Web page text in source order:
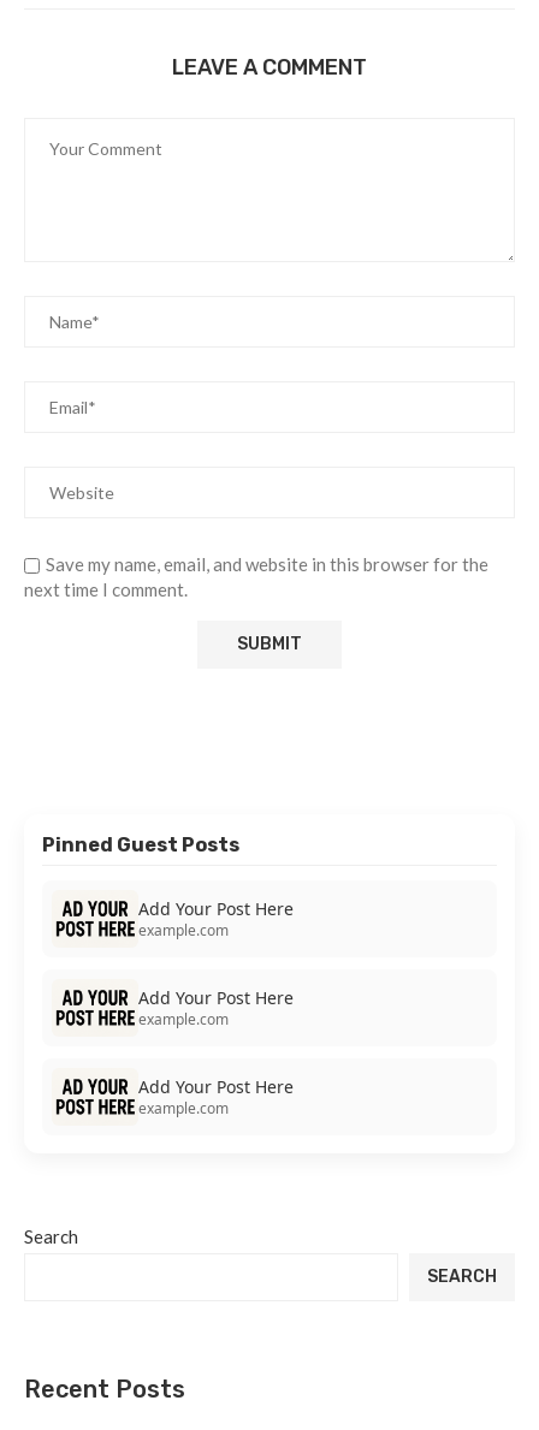
LEAVE A COMMENT
Save my name, email, and website in this browser for the
next time I comment.
Pinned Guest Posts
Add Your Post Here
example.com
Add Your Post Here
example.com
Add Your Post Here
example.com
Search
SEARCH
Recent Posts